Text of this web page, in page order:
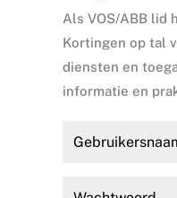
Als VOS/ABB lid
Kortingen op tal
diensten en
informatie en